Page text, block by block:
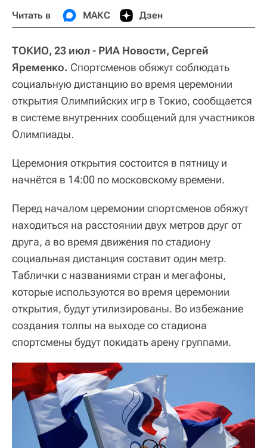
Читать в МАКС Дзен
ТОКИО, 23 июл - РИА Новости, Сергей
Яременко. Спортсменов обяжут соблюдать
социальную дистанцию во время церемонии
открытия Олимпийских игр в Токио, сообщается
в системе внутренних сообщений для участников
Олимпиады.
Церемония открытия состоится в пятницу и
начнётся в 14:00 по московскому времени.
Перед началом церемонии спортсменов обяжут
находиться на расстоянии двух метров друг от
друга, а во время движения по стадиону
социальная дистанция составит один метр.
Таблички с названиями стран и мегафоны,
которые используются во время церемонии
открытия, будут утилизированы. Во избежание
создания толпы на выходе со стадиона
спортсмены будут покидать арену группами.